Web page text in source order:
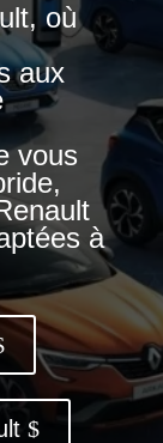
où
aux
vous
à